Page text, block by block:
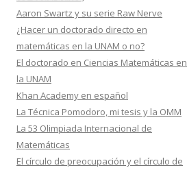
Aaron Swartz y su serie Raw Nerve
¿Hacer un doctorado directo en
matemáticas en la UNAM o no?
El doctorado en Ciencias Matemáticas en
la UNAM
Khan Academy en español
La Técnica Pomodoro, mi tesis y la OMM
La 53 Olimpiada Internacional de
Matemáticas
El círculo de preocupación y el círculo de